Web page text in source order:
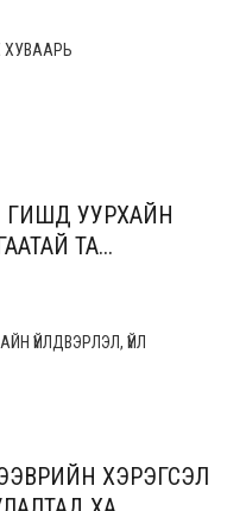
ХУВААРЬ
УУРХАЙН
ТА...
ҮЙЛДВЭРЛЭЛ, ҮЙЛ
ХЭРЭГСЭЛ